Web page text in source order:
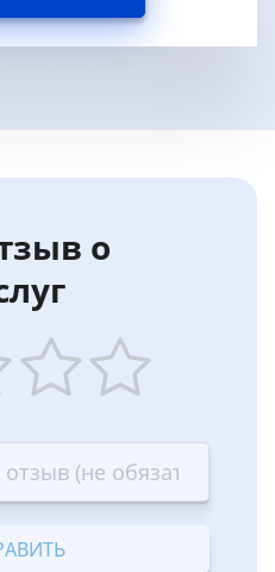
о
stars
—
Good
stars
—
Excellent